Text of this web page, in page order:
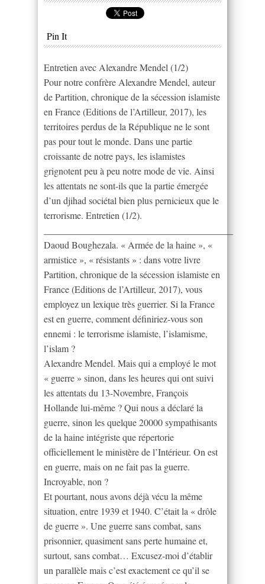
Pin It
Entretien avec Alexandre Mendel (1/2)
Pour notre confrère Alexandre Mendel, auteur
de Partition, chronique de la sécession islamiste
en France (Editions de l’Artilleur, 2017), les
territoires perdus de la République ne le sont
pas pour tout le monde. Dans une partie
croissante de notre pays, les islamistes
grignotent peu à peu notre mode de vie. Ainsi
les attentats ne sont-ils que la partie émergée
d’un djihad sociétal bien plus pernicieux que le
terrorisme. Entretien (1/2).
Daoud Boughezala. « Armée de la haine », «
armistice », « résistants » : dans votre livre
Partition, chronique de la sécession islamiste en
France (Editions de l’Artilleur, 2017), vous
employez un lexique très guerrier. Si la France
est en guerre, comment définiriez-vous son
ennemi : le terrorisme islamiste, l’islamisme,
l’islam ?
Alexandre Mendel. Mais qui a employé le mot
« guerre » sinon, dans les heures qui ont suivi
les attentats du 13-Novembre, François
Hollande lui-même ? Qui nous a déclaré la
guerre, sinon les quelque 20000 sympathisants
de la haine intégriste que répertorie
officiellement le ministère de l’Intérieur. On est
en guerre, mais on ne fait pas la guerre.
Incroyable, non ?
Et pourtant, nous avons déjà vécu la même
situation, entre 1939 et 1940. C’était la « drôle
de guerre ». Une guerre sans combat, sans
prisonnier, quasiment sans perte humaine et,
surtout, sans combat… Excusez-moi d’établir
un parallèle mais c’est exactement ce qu’il se